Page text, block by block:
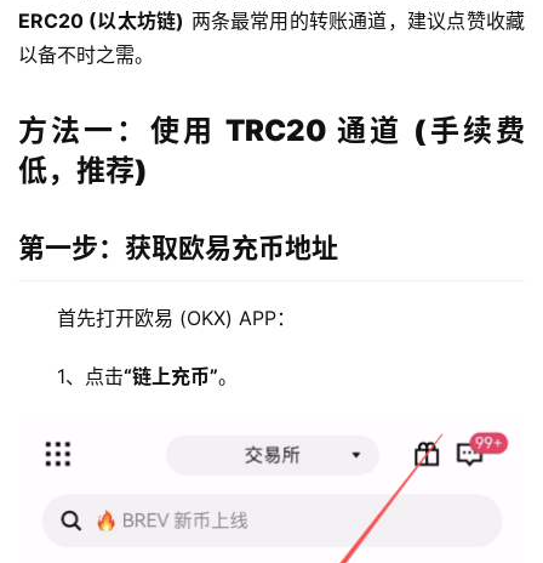
ERC20 (以太坊链) 两条最常用的转账通道，建议点赞收藏
以备不时之需。
方法一：使用 TRC20 通道 (手续费
低，推荐)
第一步：获取欧易充币地址
首先打开欧易 (OKX) APP：
1、点击“链上充币”。